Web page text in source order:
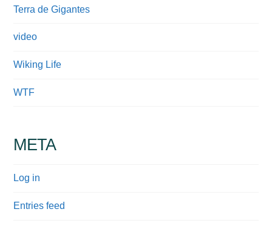
Terra de Gigantes
video
Wiking Life
WTF
META
Log in
Entries feed